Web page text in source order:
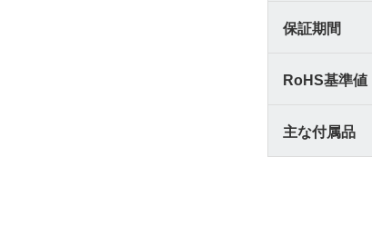
保証期間
RoHS基準値
主な付属品